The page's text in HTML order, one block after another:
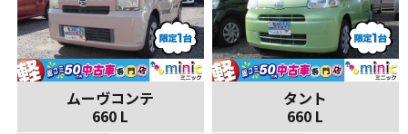
ムーヴコンテ
660 L
タント
660 L